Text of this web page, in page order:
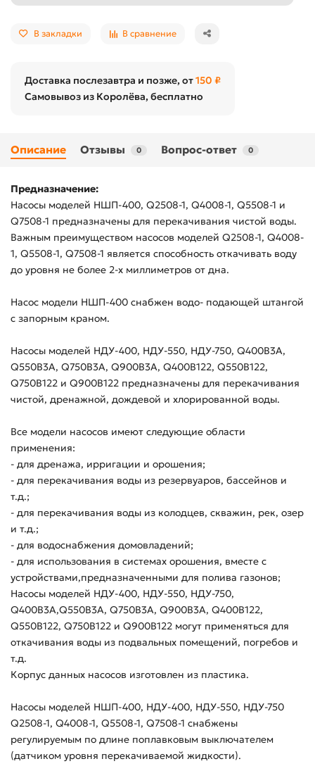
В закладки В сравнение
Доставка послезавтра и позже, от150 ₽
Самовывоз из Королёва, бесплатно
Описание Отзывы 0 Вопрос-ответ 0
Предназначение:
Насосы моделей НШП-400, Q2508-1, Q4008-1, Q5508-1 и
Q7508-1 предназначены для перекачивания чистой воды.
Важным преимуществом насосов моделей Q2508-1, Q4008-
1, Q5508-1, Q7508-1 является способность откачивать воду
до уровня не более 2-х миллиметров от дна.
Насос модели НШП-400 снабжен водо- подающей штангой
с запорным краном.
Насосы моделей НДУ-400, НДУ-550, НДУ-750, Q400B3A,
Q550B3A, Q750B3A, Q900B3A, Q400B122, Q550B122,
Q750B122 и Q900B122 предназначены для перекачивания
чистой, дренажной, дождевой и хлорированной воды.
Все модели насосов имеют следующие области
применения:
- для дренажа, ирригации и орошения;
- для перекачивания воды из резервуаров, бассейнов и
т.д.;
- для перекачивания воды из колодцев, скважин, рек, озер
и т.д.;
- для водоснабжения домовладений;
- для использования в системах орошения, вместе с
устройствами,предназначенными для полива газонов;
Насосы моделей НДУ-400, НДУ-550, НДУ-750,
Q400B3A,Q550B3A, Q750B3A, Q900B3A, Q400B122,
Q550B122, Q750B122 и Q900B122 могут применяться для
откачивания воды из подвальных помещений, погребов и
т.д.
Корпус данных насосов изготовлен из пластика.
Насосы моделей НШП-400, НДУ-400, НДУ-550, НДУ-750
Q2508-1, Q4008-1, Q5508-1, Q7508-1 снабжены
регулируемым по длине поплавковым выключателем
(датчиком уровня перекачиваемой жидкости).